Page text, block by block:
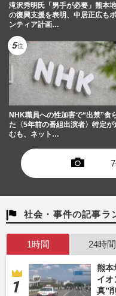
滝沢秀明氏「男手が必要」熊本
の復興支援を表明、中居正広も
ンティア計画…
NHK職員への性加害で“出禁”食
た〈5年前の番組出演者〉特定が
むも、ネット…
社会・事件の記事ラ
1時間 24時間
熊本
イオ
真”